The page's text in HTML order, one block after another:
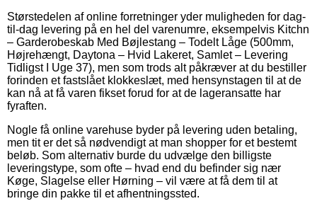
Størstedelen af online forretninger yder muligheden for dag-
til-dag levering på en hel del varenumre, eksempelvis Kitchn
– Garderobeskab Med Bøjlestang – Todelt Låge (500mm,
Højrehængt, Daytona – Hvid Lakeret, Samlet – Levering
Tidligst I Uge 37), men som trods alt påkræver at du bestiller
forinden et fastslået klokkeslæt, med hensynstagen til at de
kan nå at få varen fikset forud for at de lageransatte har
fyraften.
Nogle få online varehuse byder på levering uden betaling,
men tit er det så nødvendigt at man shopper for et bestemt
beløb. Som alternativ burde du udvælge den billigste
leveringstype, som ofte – hvad end du befinder sig nær
Køge, Slagelse eller Hørning – vil være at få dem til at
bringe din pakke til et afhentningssted.